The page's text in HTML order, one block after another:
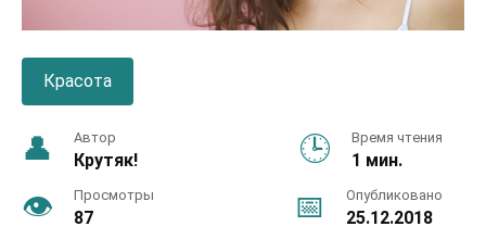
Красота
Автор
Крутяк!
Время чтения
1 мин.
Просмотры
87
Опубликовано
25.12.2018